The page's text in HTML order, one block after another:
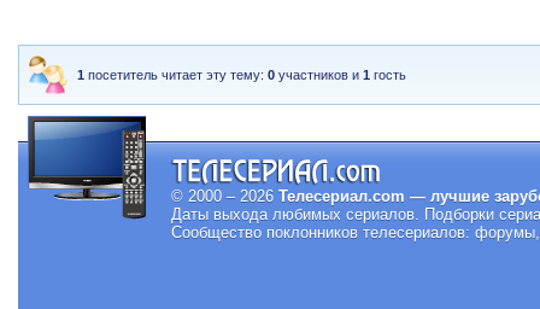
1 посетитель читает эту тему:0 участников и1 гость
© 2000 – 2026 Телесериал.com — лучшие
Даты выхода любимых сериалов.
Подборки
Сообщество поклонников телесериалов: